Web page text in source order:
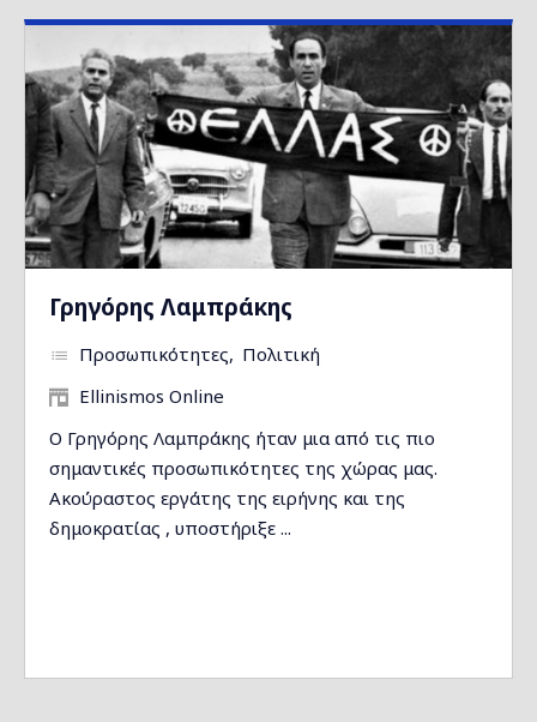
Γρηγόρης Λαμπράκης
Προσωπικότητες
Πολιτική
Ellinismos Online
Ο Γρηγόρης Λαμπράκης ήταν μια από τις πιο
σημαντικές προσωπικότητες της χώρας μας.
Ακούραστος εργάτης της ειρήνης και της
δημοκρατίας , υποστήριξε ...